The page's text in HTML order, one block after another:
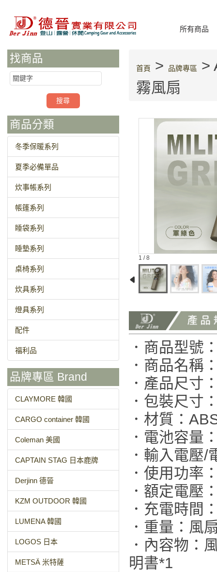
所有商品
找商品
商品分類
冬季保暖系列
夏季必備單品
炊事帳系列
帳篷系列
睡袋系列
睡墊系列
桌椅系列
炊具系列
燈具系列
配件
福利品
品牌專區 Brand
CLAYMORE 韓國
CARGO container 韓國
Coleman 美國
CAPTAIN STAG 日本鹿牌
Derjinn 德晉
KZM OUTDOOR 韓國
LUMENA 韓國
LOGOS 日本
METSÄ 米特薩
首頁 > 品牌專區
>
霧風扇
1 / 8
．商品型號
．商品名稱
．產品尺寸
．包裝尺寸
．材質：
．電池容量
．輸入電壓/
．使用功率
．額定電壓
．充電時間
．重量：風
．內容物：
明書*1